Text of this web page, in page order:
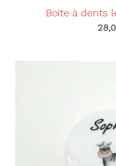
Boite à dents
AJOUTER AU